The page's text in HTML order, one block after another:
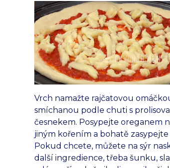
Vrch namažte rajčatovou
smíchanou podle chuti s
česnekem. Posypejte oreganem
jiným kořením a bohatě zasypejte
Pokud chcete, můžete na sýr
další ingredience, třeba šunku,